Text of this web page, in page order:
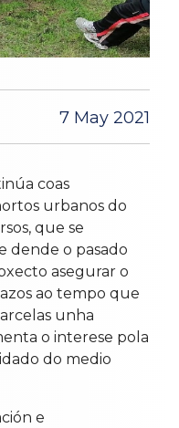
7 May 2021
coas
urbanos do
que se
dende o pasado
asegurar o
ao tempo que
unha
o interese pola
do medio
e